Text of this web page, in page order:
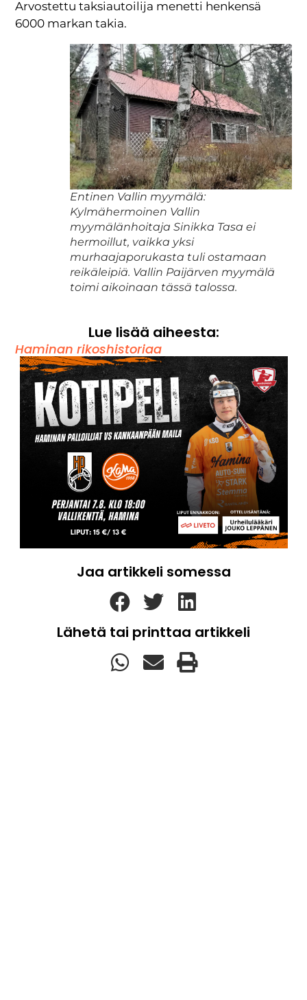
Arvostettu taksiautoilija menetti henkensä
6000 markan takia.
Entinen Vallin myymälä:
Kylmähermoinen Vallin
myymälänhoitaja Sinikka Tasa ei
hermoillut, vaikka yksi
murhaajaporukasta tuli ostamaan
reikäleipiä. Vallin Paijärven myymälä
toimi aikoinaan tässä talossa.
Lue lisää aiheesta:
Haminan rikoshistoriaa
Jaa artikkeli somessa
Lähetä tai printtaa artikkeli